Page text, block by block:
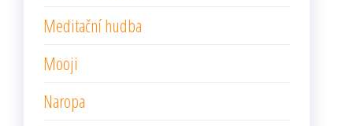
Meditační hudba
Mooji
Naropa